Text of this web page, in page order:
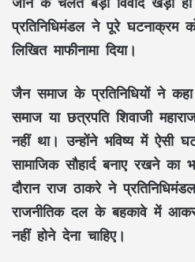
प्रतिनिधिमंडल ने पूरे
लिखित माफीनामा दिया।
जैन समाज के प्रतिनिधियों ने
समाज या छत्रपति शिवाजी
नहीं था। उन्होंने भविष्य में ऐसी
सामाजिक सौहार्द बनाए रखने का
दौरान राज ठाकरे ने
राजनीतिक दल के बहकावे में
नहीं होने देना चाहिए।